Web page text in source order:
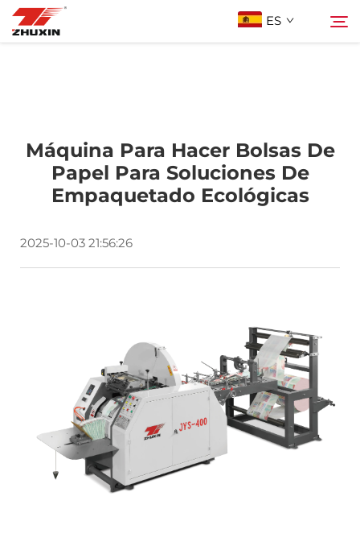
ES
Aplicaciones
Empresa
Noticias
Preguntas Frecuentes
Máquina Para Hacer Bolsas De
Papel Para Soluciones De
Empaquetado Ecológicas
2025-10-03 21:56:26